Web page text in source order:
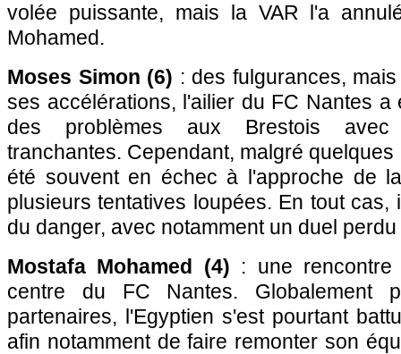
volée puissante, mais la VAR l'a
Mohamed.
Moses Simon (6) : des fulgurances,
ses accélérations, l'ailier du FC Nantes a
des problèmes aux Brestois avec
tranchantes. Cependant, malgré
été souvent en échec à l'approche de
plusieurs tentatives loupées. En tout cas,
du danger, avec notamment un duel
Mostafa Mohamed (4) : une rencontre
centre du FC Nantes. Globalement
partenaires, l'Egyptien s'est pourtant
afin notamment de faire remonter son